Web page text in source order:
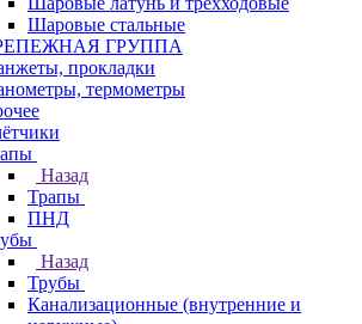
Шаровые стальные
ГРУППА
прокладки
термометры
Назад
Трапы
ПНД
Назад
Трубы
Канализационные (внутренние и